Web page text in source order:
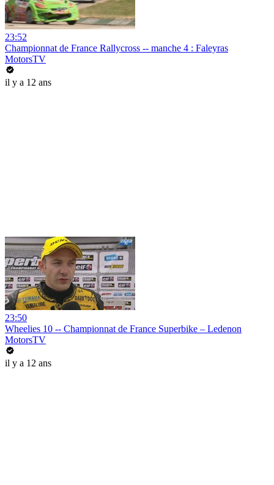
23:52
Championnat de France Rallycross -- manche 4 : Faleyras
MotorsTV
il y a 12 ans
23:50
Wheelies 10 -- Championnat de France Superbike – Ledenon
MotorsTV
il y a 12 ans